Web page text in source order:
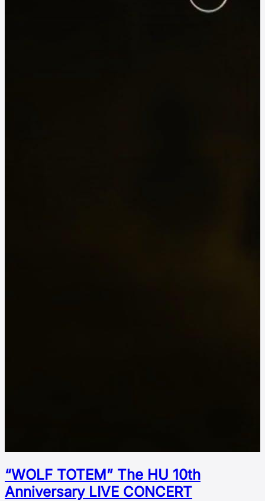
“WOLF TOTEM” The HU 10th
Аnniversary LIVE CONCERT